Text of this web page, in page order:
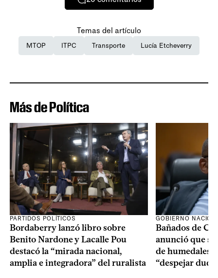
Temas del artículo
MTOP ITPC Transporte Lucía Etcheverry
Más de Política
PARTIDOS POLÍTICOS
Bordaberry lanzó libro sobre
Benito Nardone y Lacalle Pou
destacó la “mirada nacional,
amplia e integradora” del ruralista
GOBIERNO
Bañados de
anunció que
de humedales
“despejar